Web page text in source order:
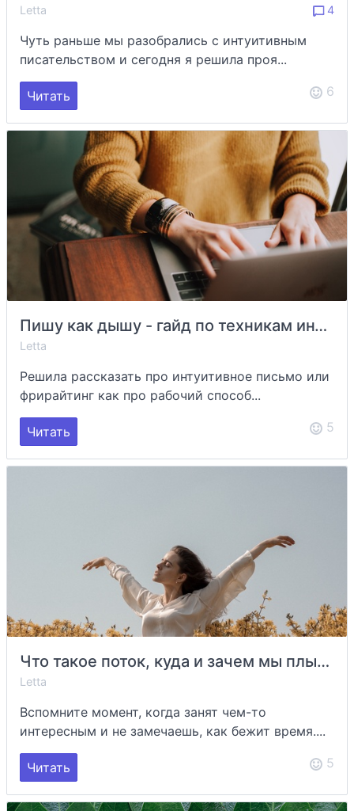
Letta 4
Чуть раньше мы разобрались с интуитивным
писательством и сегодня я решила проя...
Читать 6
Пишу как дышу - гайд по техникам интуитивного письма
Letta
Решила рассказать про интуитивное письмо или
фрирайтинг как про рабочий способ...
Читать 5
Что такое поток, куда и зачем мы плывем
Letta
Вспомните момент, когда занят чем-то
интересным и не замечаешь, как бежит время....
Читать 5